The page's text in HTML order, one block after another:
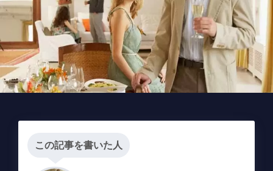
この記事を書いた人